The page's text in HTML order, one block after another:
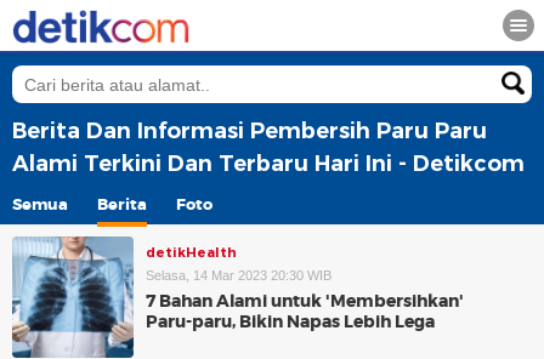
Berita Dan Informasi Pembersih Paru Paru
Alami Terkini Dan Terbaru Hari Ini - Detikcom
Semua Berita Foto
detikHealth
Selasa, 14 Mar 2023 20:30 WIB
7 Bahan Alami untuk 'Membersihkan'
Paru-paru, Bikin Napas Lebih Lega